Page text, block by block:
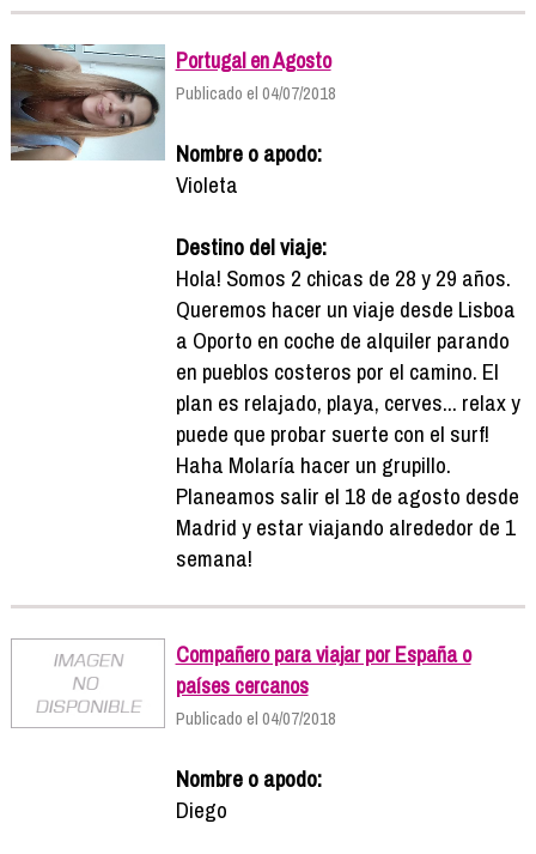
Portugal en Agosto
Publicado el 04/07/2018
Nombre o apodo:
Violeta
Destino del viaje:
Hola! Somos 2 chicas de 28 y 29 años.
Queremos hacer un viaje desde Lisboa
a Oporto en coche de alquiler parando
en pueblos costeros por el camino. El
plan es relajado, playa, cerves... relax y
puede que probar suerte con el surf!
Haha Molaría hacer un grupillo.
Planeamos salir el 18 de agosto desde
Madrid y estar viajando alrededor de 1
semana!
Compañero para viajar por España o
países cercanos
Publicado el 04/07/2018
Nombre o apodo:
Diego